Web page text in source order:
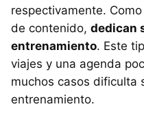
respectivamente.
de contenido, dedican
entrenamiento. Este
viajes y una agenda
muchos casos dificulta
entrenamiento.